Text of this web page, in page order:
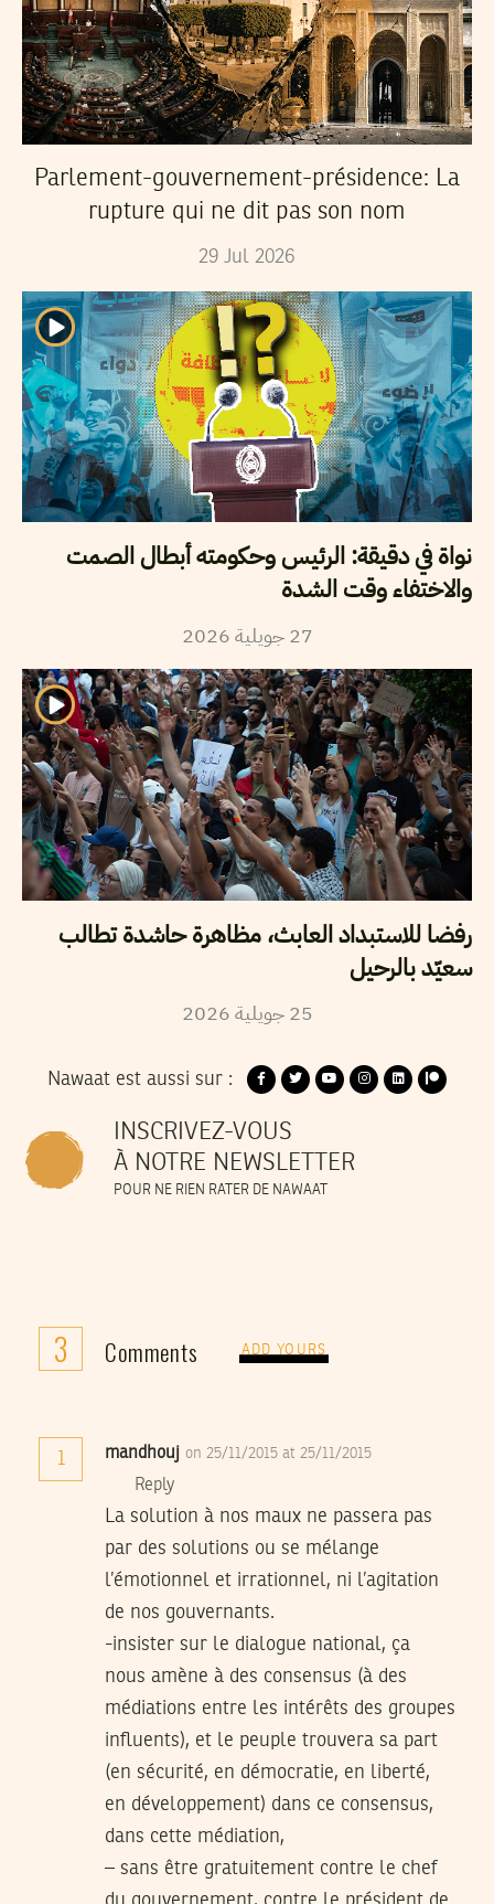
Parlement-gouvernement-présidence: La
rupture qui ne dit pas son nom
29 Jul 2026
نواة في دقيقة: الرئيس وحكومته أبطال الصمت
والاختفاء وقت الشدة
27 جويلية2026
رفضا للاستبداد العابث، مظاهرة حاشدة تطالب
سعيّد بالرحيل
25 جويلية2026
Nawaat est aussi sur :
INSCRIVEZ-VOUS
À NOTRE NEWSLETTER
POUR NE RIEN RATER DE NAWAAT
3 Comments ADD YOURS
1 mandhouj on 25/11/2015 at 25/11/2015
Reply
La solution à nos maux ne passera pas
par des solutions ou se mélange
l’émotionnel et irrationnel, ni l’agitation
de nos gouvernants.
-insister sur le dialogue national, ça
nous amène à des consensus (à des
médiations entre les intérêts des groupes
influents), et le peuple trouvera sa part
(en sécurité, en démocratie, en liberté,
en développement) dans ce consensus,
dans cette médiation,
– sans être gratuitement contre le chef